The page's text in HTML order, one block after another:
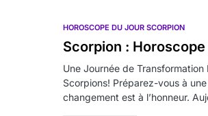
HOROSCOPE DU JOUR SCORPION
Scorpion :
Une Journée de Transformation
Scorpions! Préparez-vous à
changement est à l’honneur.